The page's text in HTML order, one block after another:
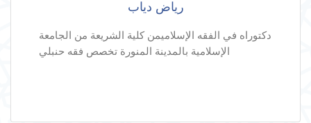
رياض دياب
دكتوراه في الفقه الإسلاميمن كلية الشريعة من الجامعة
الإسلامية بالمدينة المنورة تخصص فقه حنبلي